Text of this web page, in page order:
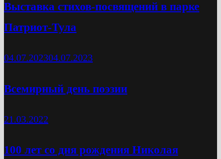
Выставка стихов-посвящений в парке
Патриот-Тула
04.07.202304.07.2023
Всемирный день поэзии
21.03.2022
100 лет со дня рождения Николая